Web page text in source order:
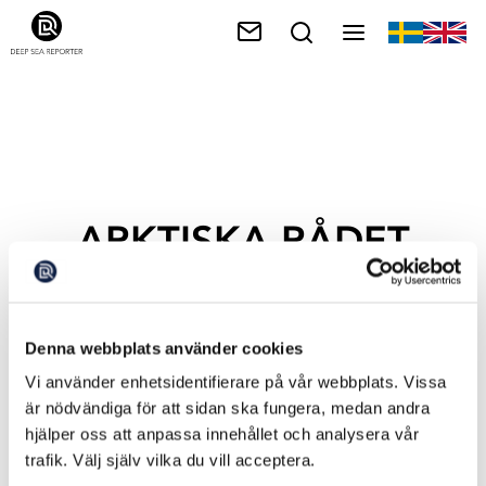
Denna webbplats använder cookies
Vi använder enhetsidentifierare på vår webbplats. Vissa
är nödvändiga för att sidan ska fungera, medan andra
hjälper oss att anpassa innehållet och analysera vår
trafik. Välj själv vilka du vill acceptera.
ARKTISKA RÅDET